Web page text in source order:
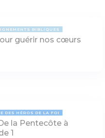
BIBLIQUES
guérir nos cœurs
DES HÉROS DE LA FOI
la Pentecôte à
1